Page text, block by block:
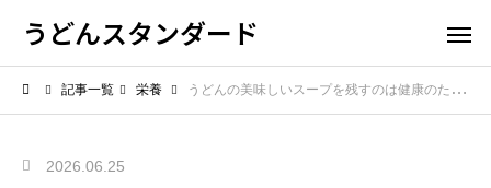
うどんスタンダード
記事一覧 栄養 うどんの美味しいスープを残すのは健康のため？塩分を控える賢い選択
2026.06.25